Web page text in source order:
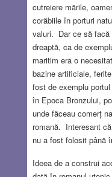
cutreiere mările,
corăbiile în porturi
valuri. Dar ce să facă
dreaptă, ca de
maritim era o
bazine artificiale,
fost de exemplu
în Epoca Bronzului,
unde făceau comerț
romană. Interesant
nu a fost folosit până
Ideea de a construi